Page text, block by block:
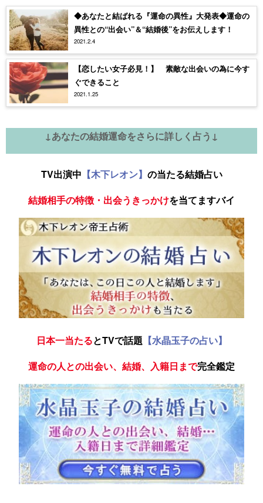
◆あなたと結ばれる『運命の異性』大発表◆運命の
異性との“出会い”＆“結婚後”をお伝えします！
2021.2.4
【恋したい女子必見！】 素敵な出会いの為に今す
ぐできること
2021.1.25
↓あなたの結婚運命をさらに詳しく占う↓
TV出演中 【木下レオン】 の当たる結婚占い
結婚相手の特徴・出会うきっかけを当てますバイ
日本一当たるとTVで話題 【水晶玉子の占い】
運命の人との出会い、結婚、入籍日まで完全鑑定